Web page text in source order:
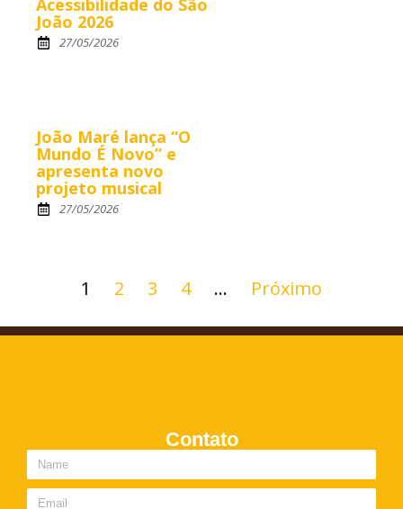
Acessibilidade do São
João 2026
27/05/2026
João Maré lança “O
Mundo É Novo” e
apresenta novo
projeto musical
27/05/2026
1 2 3 4 … Próximo
Contato